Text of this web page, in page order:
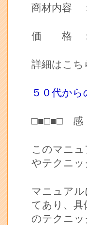
商材内容
価 格 ：
詳細はこち
５０代か
□■□■□
このマニ
やテクニ
マニュア
てあり、
のテクニッ